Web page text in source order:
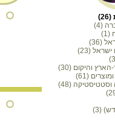
(4)
(36)
(23)
והיקום (30)
(61)
(48)
(3)